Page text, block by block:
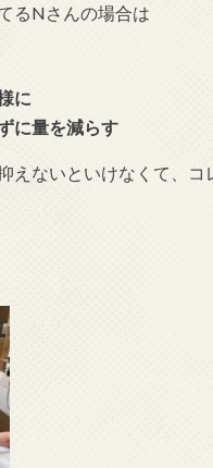
るNさんの場合は
に
に量を減らす
えないといけなくて、